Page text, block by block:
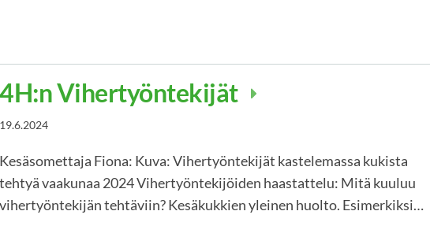
4H:n Vihertyöntekijät
19.6.2024
Kesäsomettaja Fiona: Kuva: Vihertyöntekijät kastelemassa kukista
tehtyä vaakunaa 2024 Vihertyöntekijöiden haastattelu: Mitä kuuluu
vihertyöntekijän tehtäviin? Kesäkukkien yleinen huolto. Esimerkiksi…